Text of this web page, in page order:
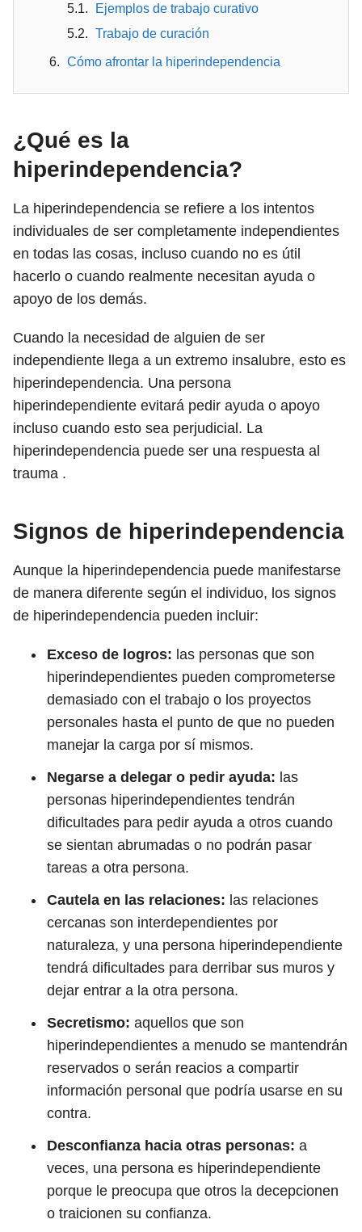
Ejemplos de trabajo curativo
Trabajo de curación
Cómo afrontar la hiperindependencia
¿Qué es la
hiperindependencia?
La hiperindependencia se refiere a los intentos
individuales de ser completamente independientes
en todas las cosas, incluso cuando no es útil
hacerlo o cuando realmente necesitan ayuda o
apoyo de los demás.
Cuando la necesidad de alguien de ser
independiente llega a un extremo insalubre, esto es
hiperindependencia. Una persona
hiperindependiente evitará pedir ayuda o apoyo
incluso cuando esto sea perjudicial. La
hiperindependencia puede ser una respuesta al
trauma .
Signos de hiperindependencia
Aunque la hiperindependencia puede manifestarse
de manera diferente según el individuo, los signos
de hiperindependencia pueden incluir:
Exceso de logros: las personas que son
hiperindependientes pueden comprometerse
demasiado con el trabajo o los proyectos
personales hasta el punto de que no pueden
manejar la carga por sí mismos.
Negarse a delegar o pedir ayuda: las
personas hiperindependientes tendrán
dificultades para pedir ayuda a otros cuando
se sientan abrumadas o no podrán pasar
tareas a otra persona.
Cautela en las relaciones: las relaciones
cercanas son interdependientes por
naturaleza, y una persona hiperindependiente
tendrá dificultades para derribar sus muros y
dejar entrar a la otra persona.
Secretismo: aquellos que son
hiperindependientes a menudo se mantendrán
reservados o serán reacios a compartir
información personal que podría usarse en su
contra.
Desconfianza hacia otras personas: a
veces, una persona es hiperindependiente
porque le preocupa que otros la decepcionen
o traicionen su confianza.